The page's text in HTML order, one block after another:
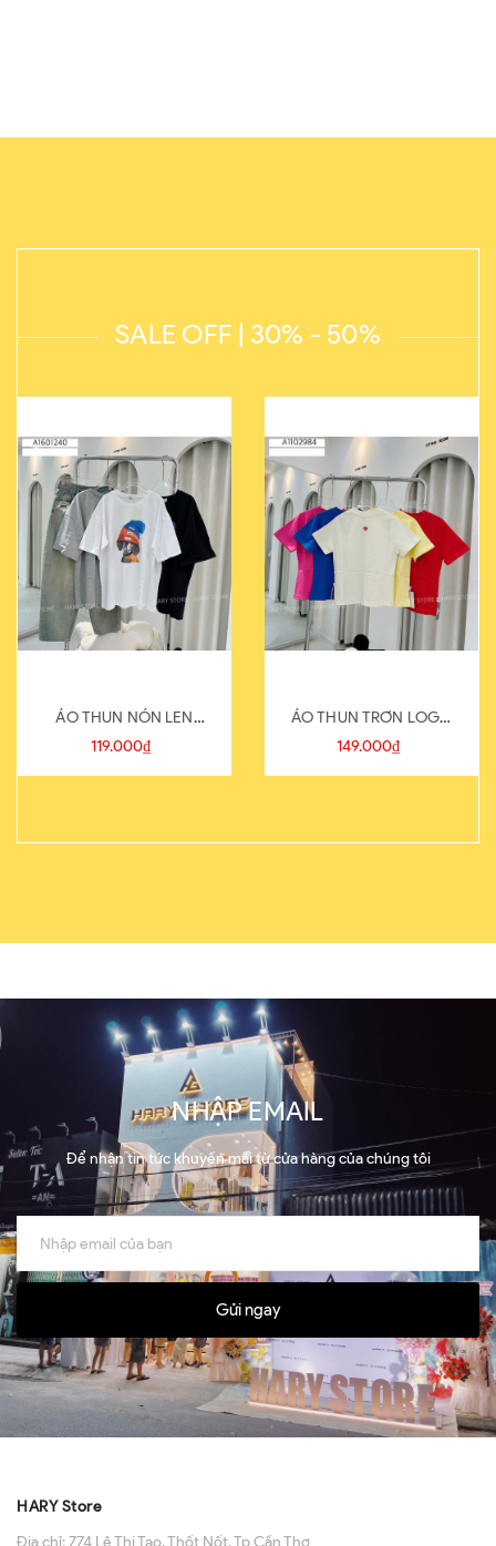
SALE OFF | 30% - 50%
ÁO THUN NÓN LEN
821-1
119.000₫
ÁO THUN TRƠN LOGO
SAU
149.000₫
NHẬP EMAIL
Để nhận tin tức khuyến mãi từ cửa hàng của chúng tôi
Gửi ngay
HARY Store